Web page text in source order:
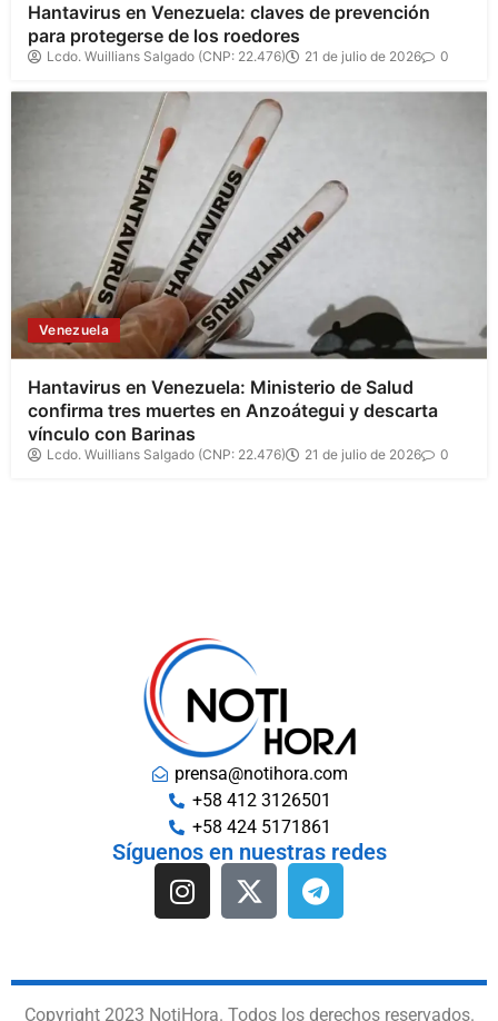
Hantavirus en Venezuela: claves de prevención
para protegerse de los roedores
Lcdo. Wuillians Salgado (CNP: 22.476) 21 de julio de 2026 0
Venezuela
Hantavirus en Venezuela: Ministerio de Salud
confirma tres muertes en Anzoátegui y descarta
vínculo con Barinas
Lcdo. Wuillians Salgado (CNP: 22.476) 21 de julio de 2026 0
prensa@notihora.com
+58 412 3126501
+58 424 5171861
Síguenos en nuestras redes
Copyright 2023 NotiHora. Todos los derechos reservados.